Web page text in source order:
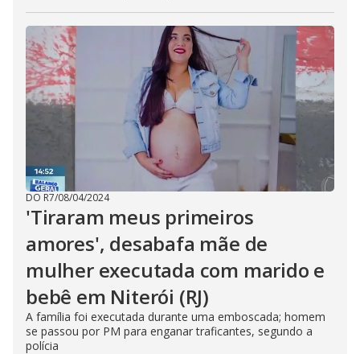
DO R7/08/04/2024
'Tiraram meus primeiros
amores', desabafa mãe de
mulher executada com marido e
bebê em Niterói (RJ)
A família foi executada durante uma emboscada; homem
se passou por PM para enganar traficantes, segundo a
polícia